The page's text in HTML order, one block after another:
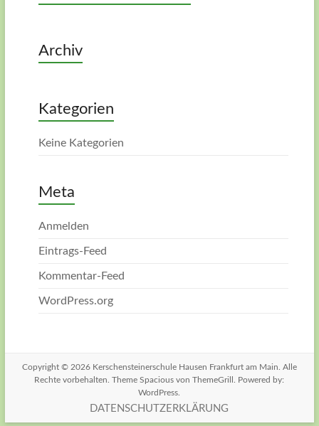
Archiv
Kategorien
Keine Kategorien
Meta
Anmelden
Eintrags-Feed
Kommentar-Feed
WordPress.org
Copyright © 2026 Kerschensteinerschule Hausen Frankfurt am Main . Alle
Rechte vorbehalten. ThemeSpacious von ThemeGrill. Powered by:
WordPress
DATENSCHUTZERKLÄRUNG